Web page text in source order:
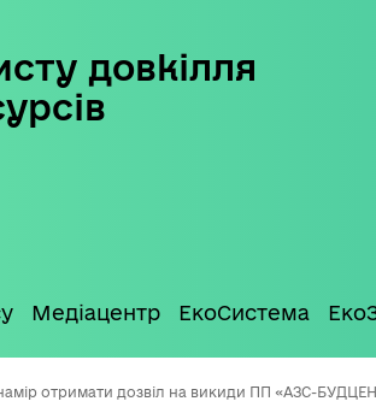
довкілля
Медіацентр ЕкоСистема
отримати дозвіл на викиди ПП «АЗС-